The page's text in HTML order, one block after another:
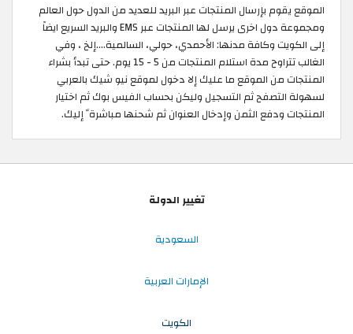
الموقع يقوم بإرسال المنتجات عبر البريد للعديد من الدول حول العالم
ومجموعة دول اخرى يرسل لها المنتجات عبر EMS والبريد السريع ايضاً
إلى الكويت وكافة مدنها: الأحمدي، حولي، السالمية....إلخ ، وفي
الغالب تتراوح مدة استلام المنتجات من 5 - 15 يوم. حتى تبدأ بشراء
المنتجات من الموقع ما عليك إلا دخول لموقع نيو شيك بالعربي
لسهولة التصفح ثم التسجيل وليكن بحساب الفيس بوك ثم اختيار
المنتجات ودفع الثمن وإدخال العنوان ثم شحنها مباشرة ً إليك.
تغيير الدولة
السعودية
الإمارات العربية
الكويت